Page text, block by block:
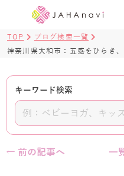
レッ
ヨ
TOP
ブログ検索一覧
神奈川県大和市：五感をひらき
キーワード検索
← 前の記事へ 一